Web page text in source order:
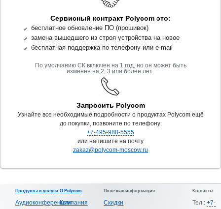
Сервисный контракт Polycom это:
бесплатное обновление ПО (прошивок)
замена вышедшего из строя устройства на новое
бесплатная поддержка по телефону или e-mail
По умолчанию СК включен на 1 год, но он может быть
изменен на 2, 3 или более лет.
Запросить Polycom
Узнайте все необходимые подробности о продуктах Polycom ещё
до покупки, позвоните по телефону:
+7-495-988-5555
или напишите на почту
zakaz@polycom-moscow.ru
Продукты и услуги
Аудиоконференции
О Polycom
Компания
Полезная информация
Скидки
Контакты
Тел.: +7-